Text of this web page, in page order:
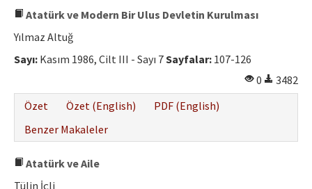
Atatürk ve Modern Bir Ulus Devletin Kurulması
Yılmaz Altuğ
Sayı: Kasım 1986, Cilt III - Sayı 7Sayfalar: 107-126
0
3482
Özet
Özet (English)
PDF (English)
Benzer Makaleler
Atatürk ve Aile
Tülin İçli